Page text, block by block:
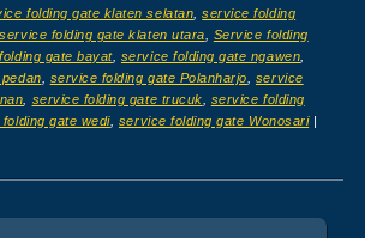
folding gate klaten selatan ,service folding
service folding gate klaten utara
Service folding
gate bayat, service folding gate ngawen
service folding gate Polanharjo
service
service folding gate trucuk
service folding
gate wedi, service folding gate Wonosari |